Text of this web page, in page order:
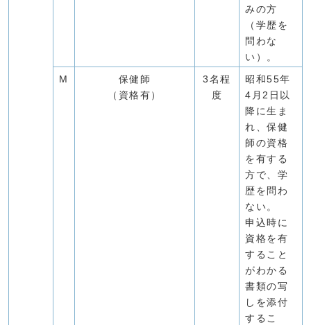
みの方
（学歴を
問わな
い）。
M
保健師
（資格有）
3名程
度
昭和55年
4月2日以
降に生ま
れ、保健
師の資格
を有する
方で、学
歴を問わ
ない。
申込時に
資格を有
すること
がわかる
書類の写
しを添付
するこ